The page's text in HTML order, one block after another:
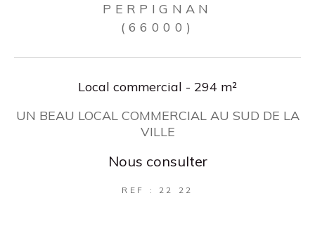
PERPIGNAN
(66000)
Local commercial - 294 m²
UN BEAU LOCAL COMMERCIAL AU SUD DE LA
VILLE
Nous consulter
REF : 22 22